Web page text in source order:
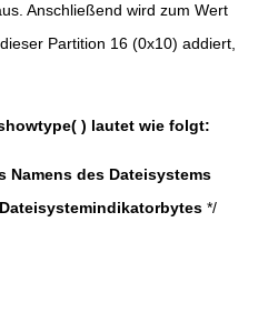
Anschließend wird zum Wert
Partition 16 (0x10) addiert,
) lautet wie folgt:
Namens des Dateisystems
*/